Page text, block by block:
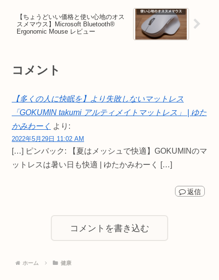
【ちょうどいい価格と使い心地のオス
スメマウス】Microsoft Bluetooth®
Ergonomic Mouse レビュー
コメント
【多くの人に快眠を】より失敗しないマットレス
「GOKUMIN takumi アルティメイトマットレス」 | ゆた
かみわーく より:
2022年5月29日 11:02 AM
[…] ピンバック: 【夏はメッシュで快適】GOKUMINのマ
ットレスは暑い日も快適 | ゆたかみわーく […]
返信
コメントを書き込む
ホーム 健康